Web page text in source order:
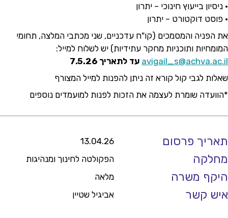
• ניסיון בייעוץ חינוכי – יתרון
• פוסט דוקטורט – יתרון
את הפניה והמסמכים (קו"ח עדכניים, שני מכתבי המלצה, תחומי
המומחיות ותוכניות מחקר עתידיות) יש לשלוח למייל:
avigail_s@achva.ac.il עד לתאריך 7.5.26
שאלות לגבי קול קורא זה ניתן להפנות למייל המצורף
*הוועדה שומרת לעצמה את הזכות לפנות למועמדים נוספים
תאריך פרסום 13.04.26
מחלקה הפקולטה לחינוך ומנהיגות
היקף משרה מלאה
איש קשר אביגיל שטיין